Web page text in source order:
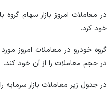
در معاملات امروز بازار سهام
خود کرد.
گروه خودرو در معاملات امروز
در حجم معاملات را از آن خود کند.
در جدول زیر معاملات بازار سرمایه